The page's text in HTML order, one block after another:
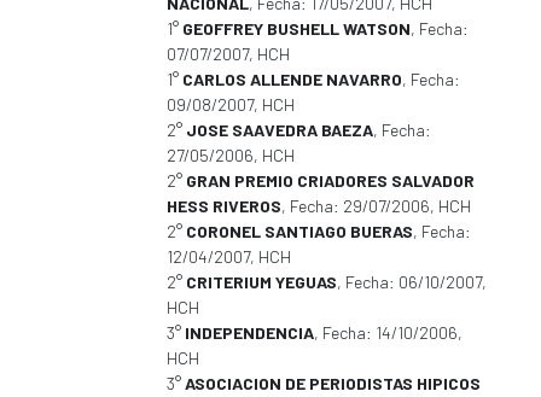
1° GEOFFREY BUSHELL WATSON, Fecha:
07/07/2007, HCH
1° CARLOS ALLENDE NAVARRO, Fecha:
09/08/2007, HCH
2° JOSE SAAVEDRA BAEZA, Fecha:
27/05/2006, HCH
2° GRAN PREMIO CRIADORES SALVADOR
HESS RIVEROS, Fecha: 29/07/2006, HCH
2° CORONEL SANTIAGO BUERAS, Fecha:
12/04/2007, HCH
2° CRITERIUM YEGUAS, Fecha: 06/10/2007,
HCH
3° INDEPENDENCIA, Fecha: 14/10/2006,
HCH
3°ASOCIACION DE PERIODISTAS HIPICOS